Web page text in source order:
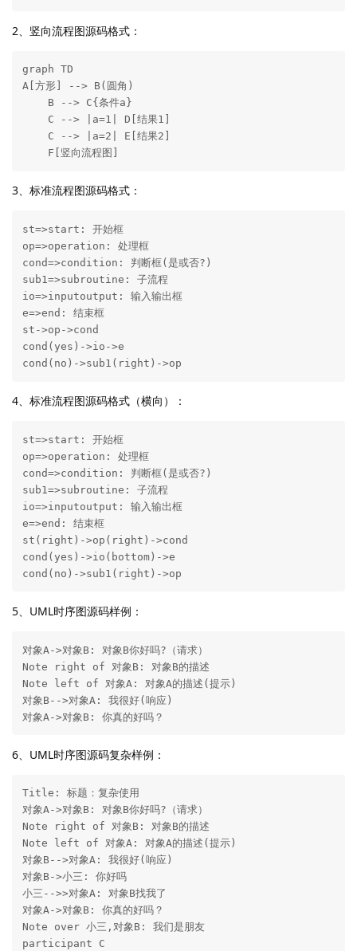
2、竖向流程图源码格式：
graph TD
A[方形] --> B(圆角)
    B --> C{条件a}
    C --> |a=1| D[结果1]
    C --> |a=2| E[结果2]
    F[竖向流程图]
3、标准流程图源码格式：
st=>start: 开始框
op=>operation: 处理框
cond=>condition: 判断框(是或否?)
sub1=>subroutine: 子流程
io=>inputoutput: 输入输出框
e=>end: 结束框
st->op->cond
cond(yes)->io->e
cond(no)->sub1(right)->op
4、标准流程图源码格式（横向）：
st=>start: 开始框
op=>operation: 处理框
cond=>condition: 判断框(是或否?)
sub1=>subroutine: 子流程
io=>inputoutput: 输入输出框
e=>end: 结束框
st(right)->op(right)->cond
cond(yes)->io(bottom)->e
cond(no)->sub1(right)->op
5、UML时序图源码样例：
对象A->对象B: 对象B你好吗?（请求）
Note right of 对象B: 对象B的描述
Note left of 对象A: 对象A的描述(提示)
对象B-->对象A: 我很好(响应)
对象A->对象B: 你真的好吗？
6、UML时序图源码复杂样例：
Title: 标题：复杂使用
对象A->对象B: 对象B你好吗?（请求）
Note right of 对象B: 对象B的描述
Note left of 对象A: 对象A的描述(提示)
对象B-->对象A: 我很好(响应)
对象B->小三: 你好吗
小三-->>对象A: 对象B找我了
对象A->对象B: 你真的好吗？
Note over 小三,对象B: 我们是朋友
participant C